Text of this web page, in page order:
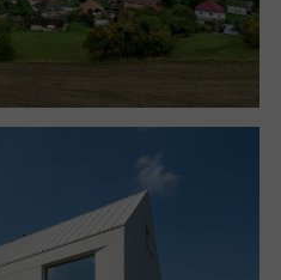
hlíny (CSRE – cement
půdorys domu a
sklonu jsou znaky
kontextu, prošly však
mezi zásahem člověka
moderním a tradičně
nadčasovost.
střechy a fasád